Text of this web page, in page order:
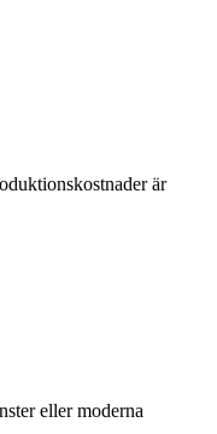
är
eller moderna